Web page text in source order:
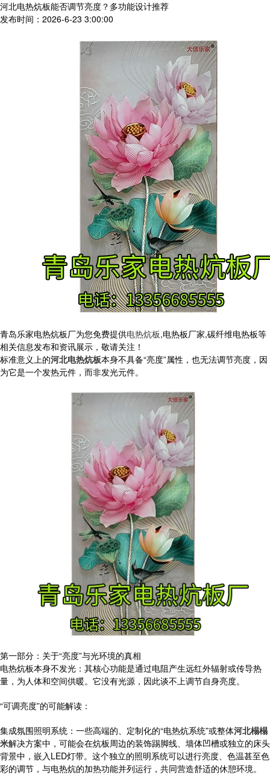
河北电热炕板能否调节亮度？多功能设计推荐
发布时间：2026-6-23 3:00:00
青岛乐家电热炕板厂为您免费提供电热炕板,电热板厂家,碳纤维电热板等
相关信息发布和资讯展示，敬请关注！
标准意义上的河北电热炕板本身不具备“亮度”属性，也无法调节亮度，因
为它是一个发热元件，而非发光元件。
第一部分：关于“亮度”与光环境的真相
电热炕板本身不发光：其核心功能是通过电阻产生远红外辐射或传导热
量，为人体和空间供暖。它没有光源，因此谈不上调节自身亮度。
“可调亮度”的可能解读：
集成氛围照明系统：一些高端的、定制化的“电热炕系统”或整体河北榻榻
米解决方案中，可能会在炕板周边的装饰踢脚线、墙体凹槽或独立的床头
背景中，嵌入LED灯带。这个独立的照明系统可以进行亮度、色温甚至色
彩的调节，与电热炕的加热功能并列运行，共同营造舒适的休憩环境。